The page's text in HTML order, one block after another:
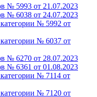
№ 5993 от 21.07.2023
№ 6038 от 24.07.2023
№ 5992 от
№ 6037 от
№ 6270 от 28.07.2023
№ 6361 от 01.08.2023
№ 7114 от
№ 7120 от